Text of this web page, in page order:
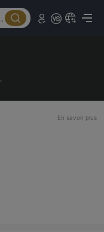
En savoir plus